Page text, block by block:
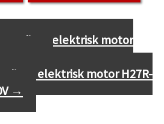
elektrisk motor
6000V
elektrisk motor H27R-
→